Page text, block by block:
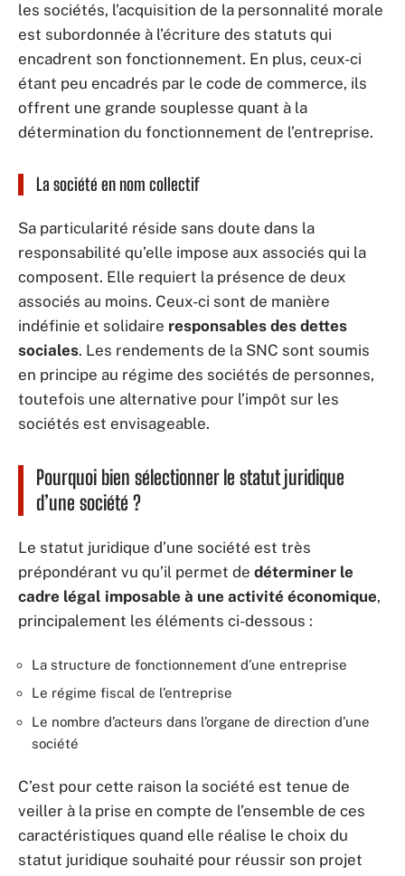
les sociétés, l’acquisition de la personnalité morale
est subordonnée à l’écriture des statuts qui
encadrent son fonctionnement. En plus, ceux-ci
étant peu encadrés par le code de commerce, ils
offrent une grande souplesse quant à la
détermination du fonctionnement de l’entreprise.
La société en nom collectif
Sa particularité réside sans doute dans la
responsabilité qu’elle impose aux associés qui la
composent. Elle requiert la présence de deux
associés au moins. Ceux-ci sont de manière
indéfinie et solidaire responsables des dettes
sociales. Les rendements de la SNC sont soumis
en principe au régime des sociétés de personnes,
toutefois une alternative pour l’impôt sur les
sociétés est envisageable.
Pourquoi bien sélectionner le statut juridique
d’une société ?
Le statut juridique d’une société est très
prépondérant vu qu’il permet de déterminer le
cadre légal imposable à une activité économique,
principalement les éléments ci-dessous :
La structure de fonctionnement d’une entreprise
Le régime fiscal de l’entreprise
Le nombre d’acteurs dans l’organe de direction d’une
société
C’est pour cette raison la société est tenue de
veiller à la prise en compte de l’ensemble de ces
caractéristiques quand elle réalise le choix du
statut juridique souhaité pour réussir son projet